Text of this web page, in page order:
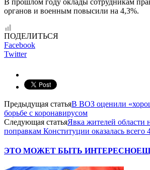
В прошлом году оклады сотрудникам
органов и военным повысили на 4,3%.
ПОДЕЛИТЬСЯ
Facebook
Twitter
Предыдущая статьяВ ВОЗ оценили
борьбе с коронавирусом
Следующая статьяЯвка жителей области
поправкам Конституции оказалась всего
ЭТО МОЖЕТ БЫТЬ ИНТЕРЕСНО